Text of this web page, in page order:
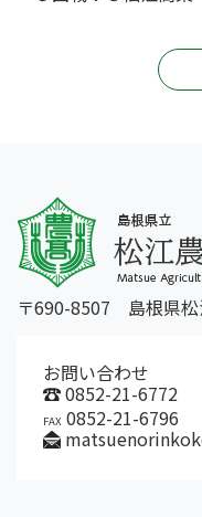
〒690-8507 島根県松
お問い合わせ
0852-21-6772
FAX 0852-21-6796